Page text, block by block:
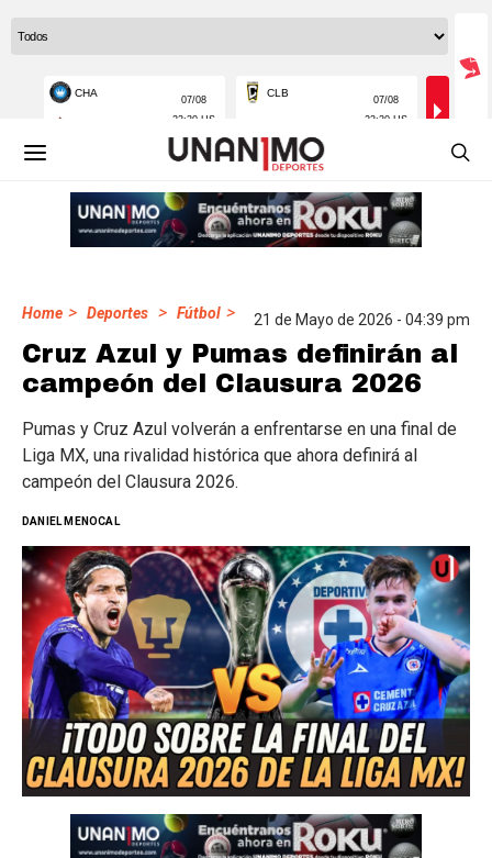
Home > Deportes > Fútbol > 21 de Mayo de 2026 - 04:39 pm
Cruz Azul y Pumas definirán al
campeón del Clausura 2026
Pumas y Cruz Azul volverán a enfrentarse en una final de
Liga MX, una rivalidad histórica que ahora definirá al
campeón del Clausura 2026.
DANIEL MENOCAL